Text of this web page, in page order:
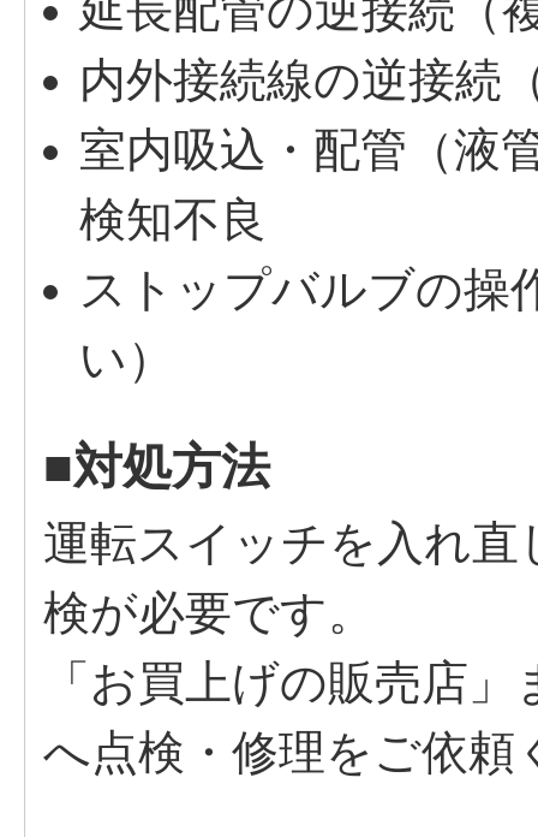
内外接続線の逆接続
室内吸込・配管（液
検知不良
ストップバルブの操
い）
■対処方法
運転スイッチを入れ
検が必要です。
「お買上げの販売店」
へ点検・修理をご依頼